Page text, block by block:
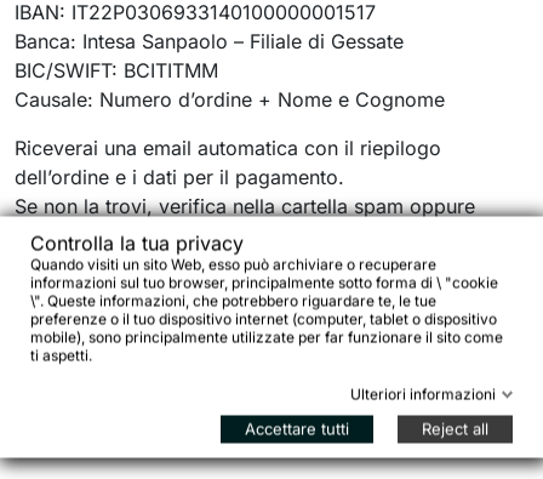
IBAN: IT22P0306933140100000001517
Banca: Intesa Sanpaolo – Filiale di Gessate
BIC/SWIFT: BCITITMM
Causale: Numero d’ordine + Nome e Cognome
Riceverai una email automatica con il riepilogo
dell’ordine e i dati per il pagamento.
Se non la trovi, verifica nella cartella spam oppure
contattaci a:info@bikejamming.it
L’ordine viene confermato al momento dell’effettivo
accredito sul conto corrente.
Per importi importanti, se desideri un confronto diretto
prima del pagamento, puoi scriverci: rispondiamo
Controlla la tua privacy
Quando visiti un sito Web, esso può archiviare o recuperare
informazioni sul tuo browser, principalmente sotto forma di \ "cookie
\". Queste informazioni, che potrebbero riguardare te, le tue
preferenze o il tuo dispositivo internet (computer, tablet o dispositivo
mobile), sono principalmente utilizzate per far funzionare il sito come
ti aspetti.
Ulteriori informazioni
Accettare tutti Reject all